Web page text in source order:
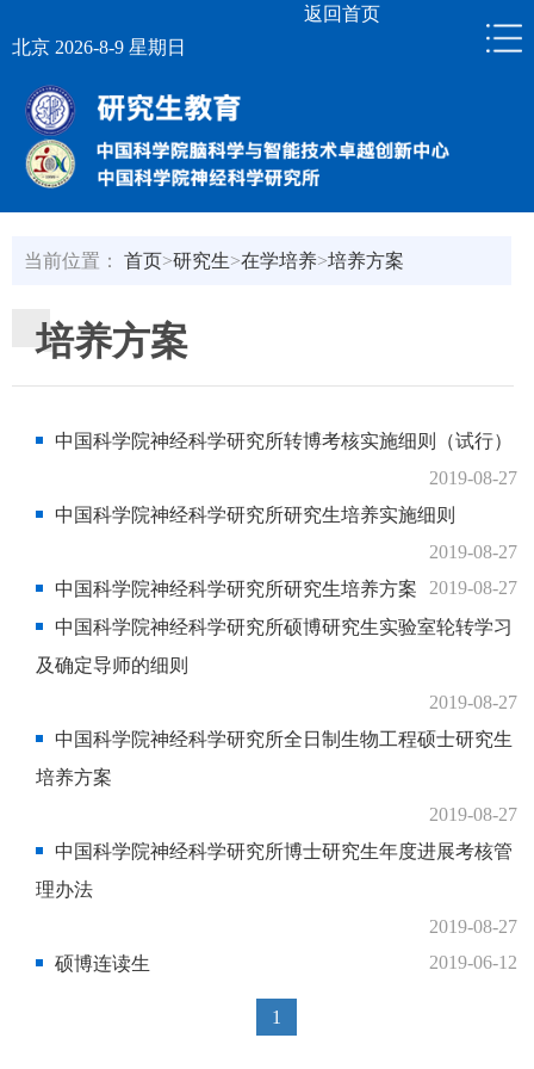
返回首页
北京 2026-8-9 星期日
当前位置： 首页>研究生>在学培养>培养方案
培养方案
中国科学院神经科学研究所转博考核实施细则（试行）
2019-08-27
中国科学院神经科学研究所研究生培养实施细则
2019-08-27
中国科学院神经科学研究所研究生培养方案
2019-08-27
中国科学院神经科学研究所硕博研究生实验室轮转学习
及确定导师的细则
2019-08-27
中国科学院神经科学研究所全日制生物工程硕士研究生
培养方案
2019-08-27
中国科学院神经科学研究所博士研究生年度进展考核管
理办法
2019-08-27
硕博连读生
2019-06-12
1